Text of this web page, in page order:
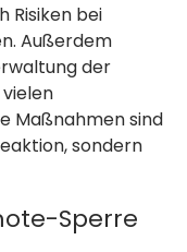
Risiken bei
Außerdem
der
Maßnahmen sind
sondern
Sperre